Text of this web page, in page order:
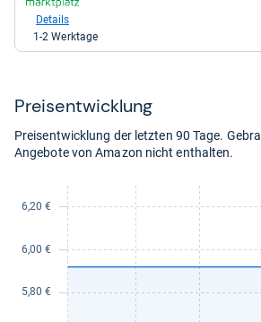
Shop:
voelkner
Details
1-2 Werktage
Preis­ent­wick­lung
Preisentwicklung der letzten 90 Tage.
Angebote von Amazon nicht enthalten.